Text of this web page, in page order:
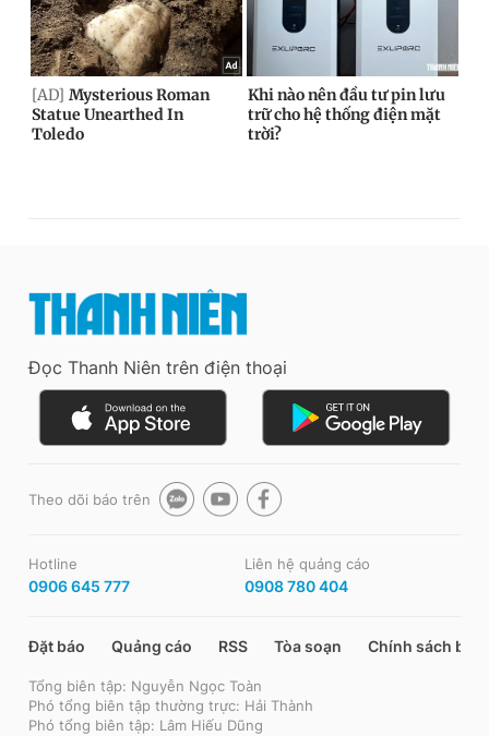
Đọc Thanh Niên trên điện thoại
Theo dõi báo trên
Hotline
0906 645 777
Liên hệ quảng cáo
0908 780 404
Đặt báo Quảng cáo RSS Tòa soạn Chính sách bảo
Tổng biên tập: Nguyễn Ngọc Toàn
Phó tổng biên tập thường trực: Hải Thành
Phó tổng biên tập: Lâm Hiếu Dũng